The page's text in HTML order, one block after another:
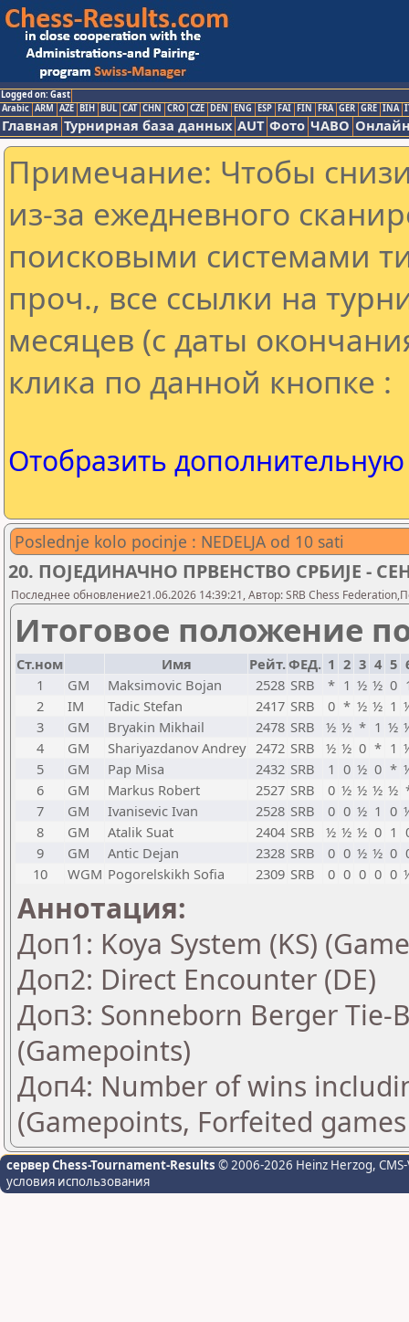
Logged on: Gast
Arabic ARM AZE BIH BUL CAT CHN CRO CZE DEN ENG ESP FAI FIN FRA GER GRE INA
Главная Турнирная база данных AUT Фото ЧАВО
Примечание: Чтобы
из-за ежедневного
поисковыми системами
проч., все ссылки на
месяцев (с даты
клика по данной кнопке :
Отобразить
Poslednje kolo pocinje : NEDELJA od 10 sati
20. ПОЈЕДИНАЧНО ПРВЕНСТВО СРБИЈЕ -
Последнее обновление21.06.2026 14:39:21, Автор: SRB Chess
Итоговое положение
Ст.ном Имя Рейт.ФЕД. 1 2 3 4 5
1
GM Maksimovic Bojan 2528 SRB * 1 ½ ½ 0
2
IM Tadic Stefan 2417 SRB 0 * ½ ½ 1
3
GM Bryakin Mikhail 2478 SRB ½ ½ * 1 ½
4
GM Shariyazdanov Andrey 2472 SRB ½ ½ 0 * 1
5
GM Pap Misa 2432 SRB 1 0 ½ 0 *
6
GM Markus Robert 2527 SRB 0 ½ ½ ½ ½
7
GM Ivanisevic Ivan 2528 SRB 0 0 ½ 1 0
8
GM Atalik Suat 2404 SRB ½ ½ ½ 0 1
9
GM Antic Dejan 2328 SRB 0 0 ½ ½ 0
10
WGM Pogorelskikh Sofia 2309 SRB 0 0 0 0 0
Аннотация:
Доп1: Koya System (KS)
Доп2: Direct Encounter (DE)
Доп3: Sonneborn Berger Tie-
(Gamepoints)
Доп4: Number of wins
(Gamepoints, Forfeited
сервер Chess-Tournament-Results © 2006-2026 Heinz Herzog,
условия использования